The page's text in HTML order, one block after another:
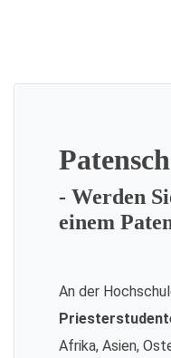
- Werden
einem
An der
Afrika, Asien,